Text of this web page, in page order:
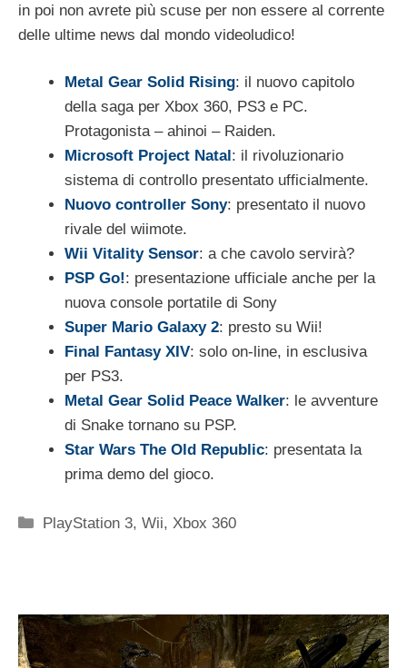
in poi non avrete più scuse per non essere al corrente
delle ultime news dal mondo videoludico!
Metal Gear Solid Rising: il nuovo capitolo
della saga per Xbox 360, PS3 e PC.
Protagonista – ahinoi – Raiden.
Microsoft Project Natal : il rivoluzionario
sistema di controllo presentato ufficialmente.
Nuovo controller Sony: presentato il nuovo
rivale del wiimote.
Wii Vitality Sensor: a che cavolo servirà?
PSP Go!: presentazione ufficiale anche per la
nuova console portatile di Sony
Super Mario Galaxy 2: presto su Wii!
Final Fantasy XIV: solo on-line, in esclusiva
per PS3.
Metal Gear Solid Peace Walker: le avventure
di Snake tornano su PSP.
Star Wars The Old Republic: presentata la
prima demo del gioco.
Categorie
PlayStation 3,Wii,Xbox 360